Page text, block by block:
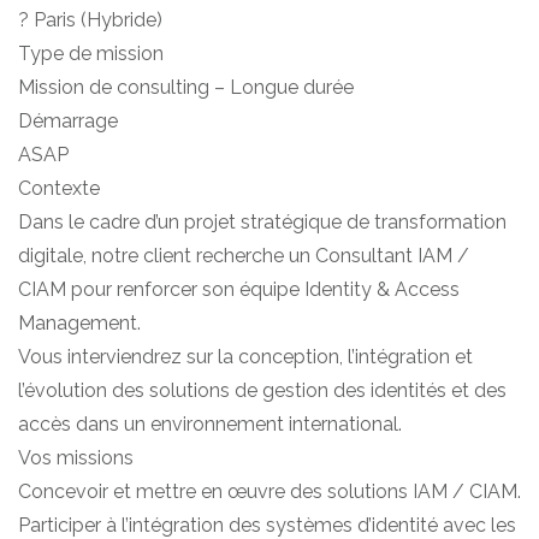
? Paris (Hybride)
Type de mission
Mission de consulting – Longue durée
Démarrage
ASAP
Contexte
Dans le cadre d’un projet stratégique de transformation
digitale, notre client recherche un Consultant IAM /
CIAM pour renforcer son équipe Identity & Access
Management.
Vous interviendrez sur la conception, l’intégration et
l’évolution des solutions de gestion des identités et des
accès dans un environnement international.
Vos missions
Concevoir et mettre en œuvre des solutions IAM / CIAM.
Participer à l’intégration des systèmes d’identité avec les